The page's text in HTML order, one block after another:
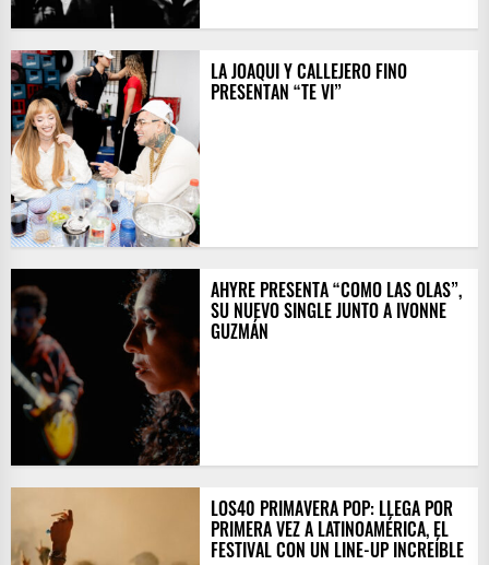
LA JOAQUI Y CALLEJERO FINO
PRESENTAN “TE VI”
AHYRE PRESENTA “COMO LAS OLAS”,
SU NUEVO SINGLE JUNTO A IVONNE
GUZMÁN
LOS40 PRIMAVERA POP: LLEGA POR
PRIMERA VEZ A LATINOAMÉRICA, EL
FESTIVAL CON UN LINE-UP INCREÍBLE